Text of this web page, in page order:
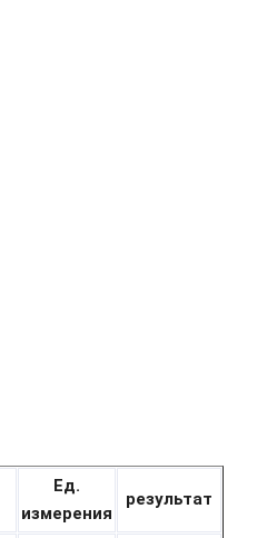
Ед.
измерения
результат